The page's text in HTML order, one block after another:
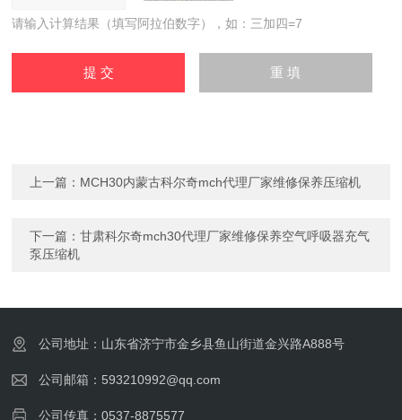
请输入计算结果（填写阿拉伯数字），如：三加四=7
上一篇： MCH30内蒙古科尔奇mch代理厂家维修保养压缩机
下一篇：甘肃科尔奇mch30代理厂家维修保养空气呼吸器充气
泵压缩机
公司地址：山东省济宁市金乡县鱼山街道金兴路A888号
公司邮箱：593210992@qq.com
公司传真：0537-8875577